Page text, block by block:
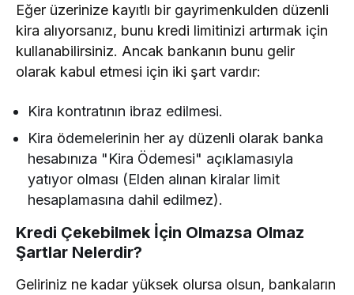
Eğer üzerinize kayıtlı bir gayrimenkulden düzenli
kira alıyorsanız, bunu kredi limitinizi artırmak için
kullanabilirsiniz. Ancak bankanın bunu gelir
olarak kabul etmesi için iki şart vardır:
Kira kontratının ibraz edilmesi.
Kira ödemelerinin her ay düzenli olarak banka
hesabınıza "Kira Ödemesi" açıklamasıyla
yatıyor olması (Elden alınan kiralar limit
hesaplamasına dahil edilmez).
Kredi Çekebilmek İçin Olmazsa Olmaz
Şartlar Nelerdir?
Geliriniz ne kadar yüksek olursa olsun, bankaların